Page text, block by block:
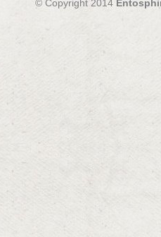
© Copyright 2014